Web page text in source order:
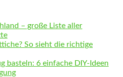
– große Liste aller
So sieht die richtige
basteln: 6 einfache DIY-Ideen